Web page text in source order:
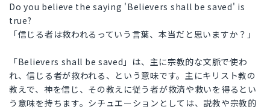
Do you believe the saying 'Believers shall be saved' is
true?
「信じる者は救われるっていう言葉、本当だと思いますか？」
「Believers shall be saved」は、主に宗教的な文脈で使わ
れ、信じる者が救われる、という意味です。主にキリスト教の
教えで、神を信じ、その教えに従う者が救済や救いを得るとい
う意味を持ちます。シチュエーションとしては、説教や宗教的